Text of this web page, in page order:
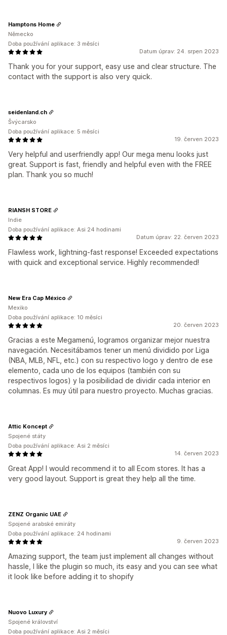
Datum úprav: 24. srpen 2023
Thank you for your support, easy use and clear structure. The
contact with the support is also very quick.
Hamptons Home
Německo
Doba používání aplikace: 3 měsíci
19. červen 2023
Very helpful and userfriendly app! Our mega menu looks just
great. Support is fast, friendly and helpful even with the FREE
plan. Thank you so much!
seidenland.ch
Švýcarsko
Doba používání aplikace: 5 měsíci
Datum úprav: 22. červen 2023
Flawless work, lightning-fast response! Exceeded expectations
with quick and exceptional service. Highly recommended!
RIANSH STORE
Indie
Doba používání aplikace: Asi 24 hodinami
20. červen 2023
Gracias a este Megamenú, logramos organizar mejor nuestra
navegación. Necesitábamos tener un menú dividido por Liga
(NBA, MLB, NFL, etc.) con su respectivo logo y dentro de ese
elemento, cada uno de los equipos (también con su
respectivos logos) y la posibilidad de dividir cada interior en
columnas. Es muy útil para nuestro proyecto. Muchas gracias.
New Era Cap México
Mexiko
Doba používání aplikace: 10 měsíci
14. červen 2023
Great App! I would recommend it to all Ecom stores. It has a
very good layout. Support is great they help all the time.
Attic Koncept
Spojené státy
Doba používání aplikace: Asi 2 měsíci
9. červen 2023
Amazing support, the team just implement all changes without
hassle, I like the plugin so much, its easy and you can see what
it look like before adding it to shopify
ZENZ Organic UAE
Spojené arabské emiráty
Doba používání aplikace: 24 hodinami
Nuovo Luxury
Spojené království
Doba používání aplikace: Asi 2 měsíci